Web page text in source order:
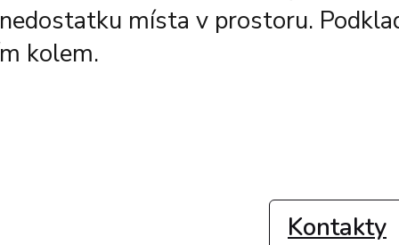
Kontakty
místa v prostoru.
kolem.